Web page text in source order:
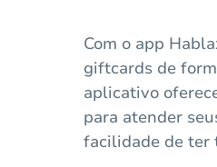
Com o app
giftcards de
aplicativo
para atender
facilidade de ter